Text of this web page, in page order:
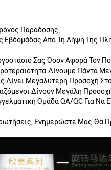
Παράδοσης;
Εβδομάδας Από Τη Λήψη Της
Σας Όσον Αφορά Τον
Πάντα
Δίνει Μεγαλύτερη Προσοχή
Δίνουν Μεγάλη
Ομάδα QA/QC Για Να
Ενημερώστε Μας.Θα